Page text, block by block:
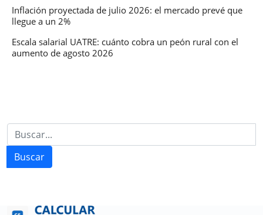
Inflación proyectada de julio 2026: el mercado prevé que
llegue a un 2%
Escala salarial UATRE: cuánto cobra un peón rural con el
aumento de agosto 2026
Buscar